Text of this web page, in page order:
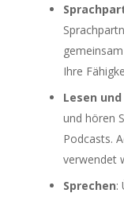
Ihre
Lesen
und hören
Podcasts.
verwendet
Sprechen: